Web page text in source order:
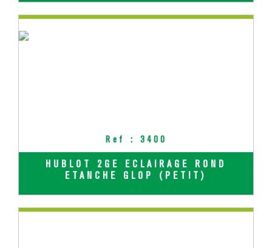
Ref : 3400
HUBLOT 2GE ECLAIRAGE ROND
ETANCHE GLOP (PETIT)